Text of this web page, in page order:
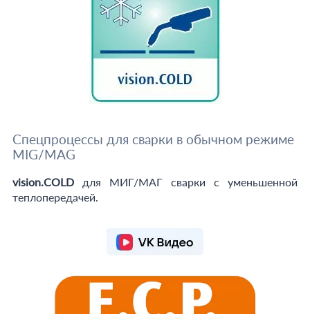
Спецпроцессы для сварки в обычном режиме
MIG/MAG
vision.COLDдля МИГ/МАГ сварки с уменьшенной
теплопередачей.